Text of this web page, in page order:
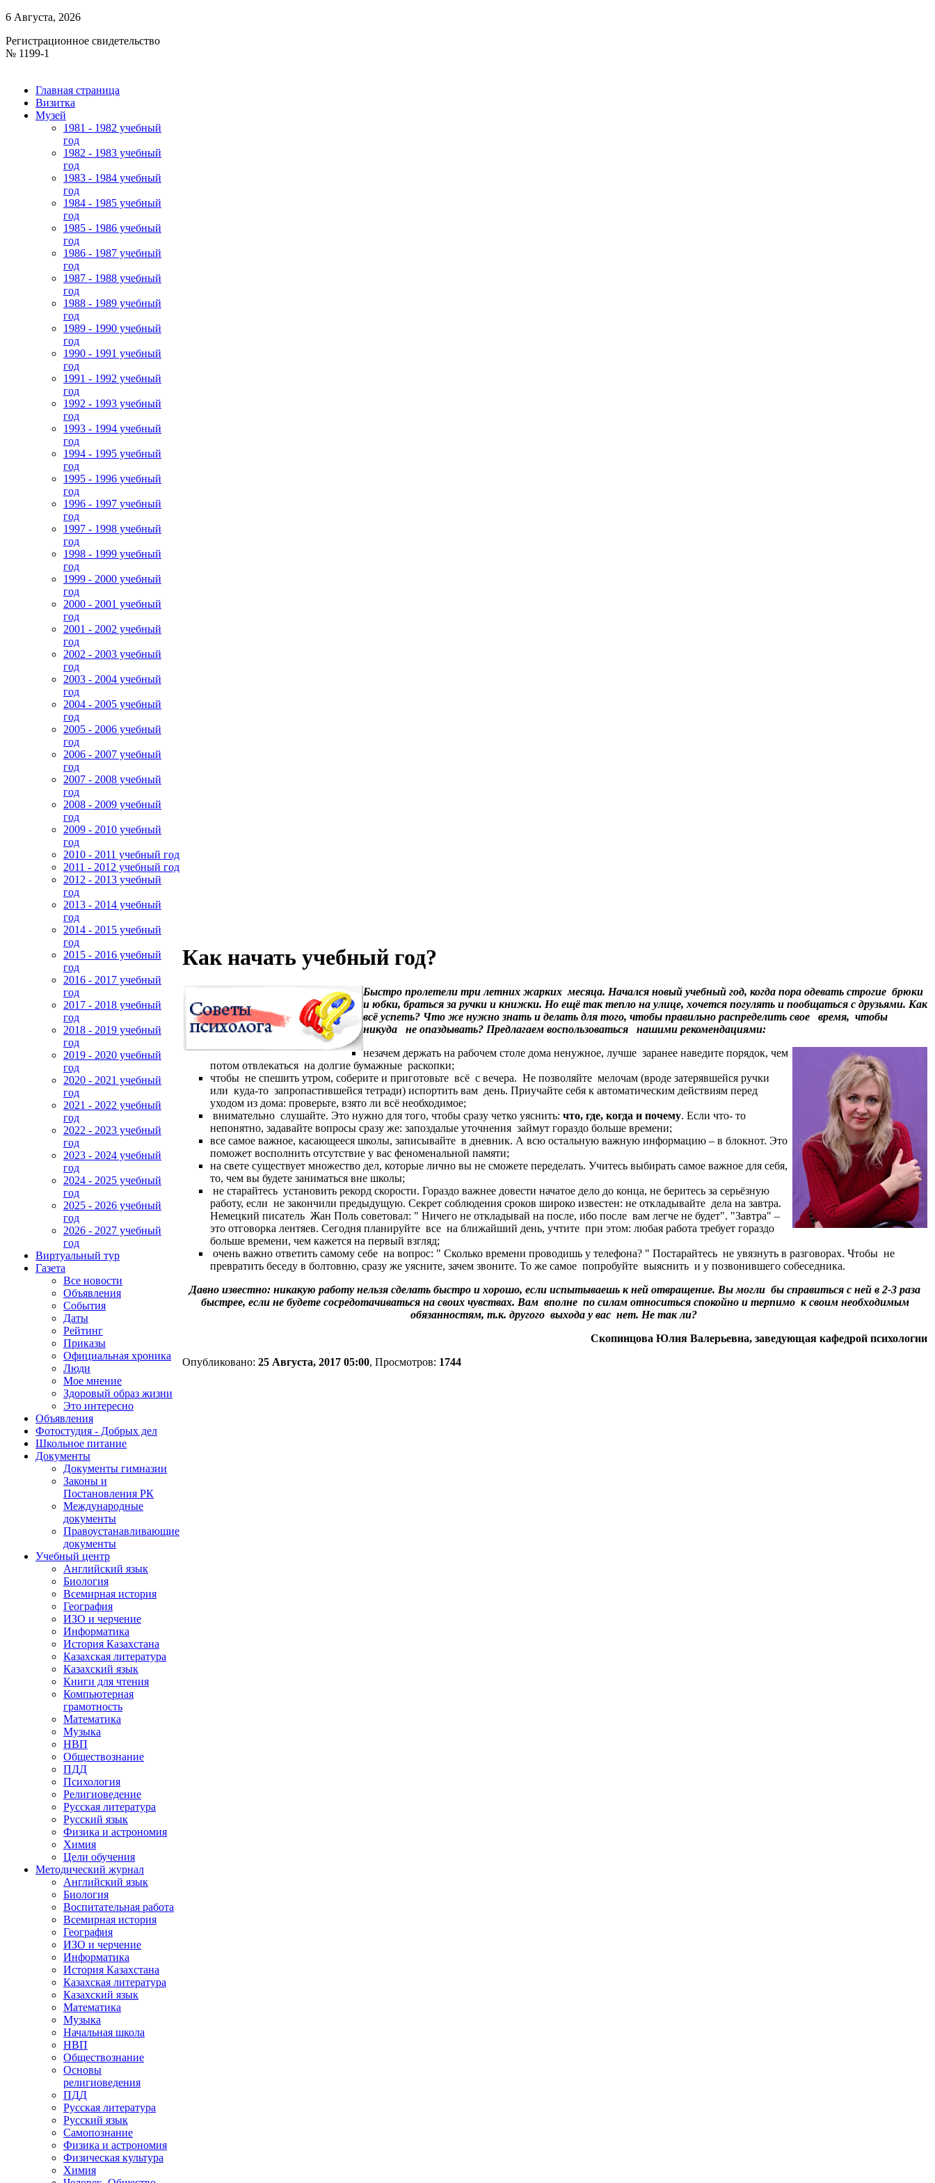
6 Августа, 2026
Регистрационное свидетельство
№ 1199-1
Главная страница
Визитка
Музей
1981 - 1982 учебный
год
1982 - 1983 учебный
год
1983 - 1984 учебный
год
1984 - 1985 учебный
год
1985 - 1986 учебный
год
1986 - 1987 учебный
год
1987 - 1988 учебный
год
1988 - 1989 учебный
год
1989 - 1990 учебный
год
1990 - 1991 учебный
год
1991 - 1992 учебный
год
1992 - 1993 учебный
год
1993 - 1994 учебный
год
1994 - 1995 учебный
год
1995 - 1996 учебный
год
1996 - 1997 учебный
год
1997 - 1998 учебный
год
1998 - 1999 учебный
год
1999 - 2000 учебный
год
2000 - 2001 учебный
год
2001 - 2002 учебный
год
2002 - 2003 учебный
год
2003 - 2004 учебный
год
2004 - 2005 учебный
год
2005 - 2006 учебный
год
2006 - 2007 учебный
год
2007 - 2008 учебный
год
2008 - 2009 учебный
год
2009 - 2010 учебный
год
2010 - 2011 учебный год
2011 - 2012 учебный год
2012 - 2013 учебный
год
2013 - 2014 учебный
год
2014 - 2015 учебный
год
2015 - 2016 учебный
год
2016 - 2017 учебный
год
2017 - 2018 учебный
год
2018 - 2019 учебный
год
2019 - 2020 учебный
год
2020 - 2021 учебный
год
2021 - 2022 учебный
год
2022 - 2023 учебный
год
2023 - 2024 учебный
год
2024 - 2025 учебный
год
2025 - 2026 учебный
год
2026 - 2027 учебный
год
Виртуальный тур
Газета
Все новости
Объявления
События
Даты
Рейтинг
Приказы
Официальная хроника
Люди
Мое мнение
Здоровый образ жизни
Это интересно
Объявления
Фотостудия - Добрых дел
Школьное питание
Документы
Документы гимназии
Законы и
Постановления РК
Международные
документы
Правоустанавливающие
документы
Учебный центр
Английский язык
Биология
Всемирная история
География
ИЗО и черчение
Информатика
История Казахстана
Казахская литература
Казахский язык
Книги для чтения
Компьютерная
грамотность
Математика
Музыка
НВП
Обществознание
ПДД
Психология
Религиоведение
Русская литература
Русский язык
Физика и астрономия
Химия
Цели обучения
Методический журнал
Английский язык
Биология
Воспитательная работа
Всемирная история
География
ИЗО и черчение
Информатика
История Казахстана
Казахская литература
Казахский язык
Математика
Музыка
Начальная школа
НВП
Обществознание
Основы
религиоведения
ПДД
Русская литература
Русский язык
Самопознание
Физика и астрономия
Физическая культура
Химия
Как начать учебный год?
Быстро пролетели три летних жарких месяца. Начался новый учебный год, когда пора одевать строгие брюки
и юбки, браться за ручки и книжки. Но ещё так тепло на улице, хочется погулять и пообщаться с друзьями. Как
всё успеть? Что же нужно знать и делать для того, чтобы правильно распределить свое время, чтобы
никуда не опаздывать? Предлагаем воспользоваться нашими рекомендациями:
незачем держать на рабочем столе дома ненужное, лучше заранее наведите порядок, чем
потом отвлекаться на долгие бумажные раскопки;
чтобы не спешить утром, соберите и приготовьте всё с вечера. Не позволяйте мелочам (вроде затерявшейся ручки
или куда-то запропастившейся тетради) испортить вам день. Приучайте себя к автоматическим действиям перед
уходом из дома: проверьте, взято ли всё необходимое;
внимательно слушайте. Это нужно для того, чтобы сразу четко уяснить: что, где, когда и почему. Если что- то
непонятно, задавайте вопросы сразу же: запоздалые уточнения займут гораздо больше времени;
все самое важное, касающееся школы, записывайте в дневник. А всю остальную важную информацию – в блокнот. Это
поможет восполнить отсутствие у вас феноменальной памяти;
на свете существует множество дел, которые лично вы не сможете переделать. Учитесь выбирать самое важное для себя,
то, чем вы будете заниматься вне школы;
не старайтесь установить рекорд скорости. Гораздо важнее довести начатое дело до конца, не беритесь за серьёзную
работу, если не закончили предыдущую. Секрет соблюдения сроков широко известен: не откладывайте дела на завтра.
Немецкий писатель Жан Поль советовал: " Ничего не откладывай на после, ибо после вам легче не будет". "Завтра" –
это отговорка лентяев. Сегодня планируйте все на ближайший день, учтите при этом: любая работа требует гораздо
больше времени, чем кажется на первый взгляд;
очень важно ответить самому себе на вопрос: " Сколько времени проводишь у телефона? " Постарайтесь не увязнуть в разговорах. Чтобы не
превратить беседу в болтовню, сразу же уясните, зачем звоните. То же самое попробуйте выяснить и у позвонившего собеседника.
Давно известно: никакую работу нельзя сделать быстро и хорошо, если испытываешь к ней отвращение. Вы могли бы справиться с ней в 2-3 раза
быстрее, если не будете сосредотачиваться на своих чувствах. Вам вполне по силам относиться спокойно и терпимо к своим необходимым
обязанностям, т.к. другого выхода у вас нет. Не так ли?
Скопинцова Юлия Валерьевна, заведующая кафедрой психологии
Опубликовано: 25 Августа, 2017 05:00, Просмотров: 1744